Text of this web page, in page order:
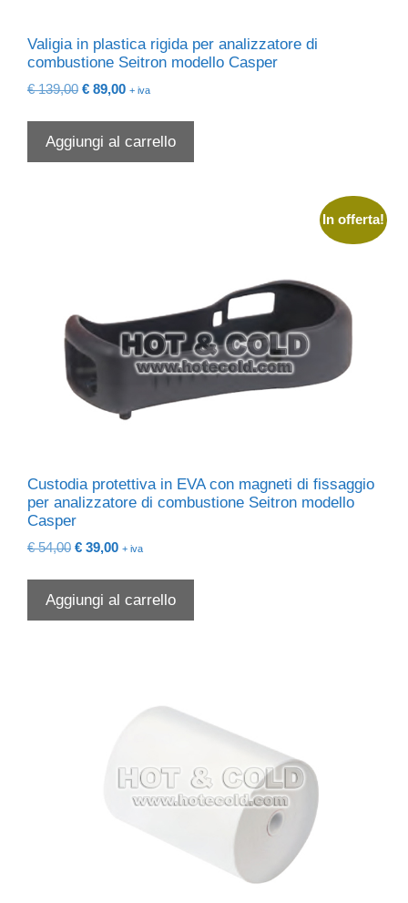
Valigia in plastica rigida per analizzatore di
combustione Seitron modello Casper
€139,00 Il
era:
€ 139,00.
€ 89,00Il
è:
€ 89,00.
+ iva
Aggiungi al carrello
In offerta!
Custodia protettiva in EVA con magneti di fissaggio
per analizzatore di combustione Seitron modello
Casper
€54,00 Il
era:
€ 54,00.
€ 39,00Il
è:
€ 39,00.
+ iva
Aggiungi al carrello